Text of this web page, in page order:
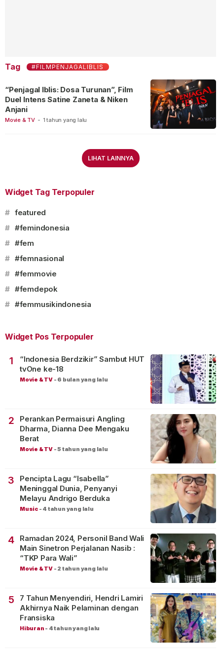
Tag #FILMPENJAGALIBLIS
Movie & TV - 1 tahun yang lalu
“Penjagal Iblis: Dosa Turunan”, Film
Duel Intens Satine Zaneta & Niken
Anjani
LIHAT LAINNYA
Widget Tag Terpopuler
# featured
# #femindonesia
# #fem
# #femnasional
# #femmovie
# #femdepok
# #femmusikindonesia
Widget Pos Terpopuler
1
“Indonesia Berdzikir” Sambut HUT
tvOne ke-18
Movie & TV - 6 bulan yang lalu
2
Perankan Permaisuri Angling
Dharma, Dianna Dee Mengaku
Berat
Movie & TV -5 tahun yang lalu
3
Pencipta Lagu “Isabella”
Meninggal Dunia, Penyanyi
Melayu Andrigo Berduka
Music - 4 tahun yang lalu
4
Ramadan 2024, Personil Band Wali
Main Sinetron Perjalanan Nasib :
“TKP Para Wali”
Movie & TV - 2 tahun yang lalu
5
7 Tahun Menyendiri, Hendri Lamiri
Akhirnya Naik Pelaminan dengan
Fransiska
Hiburan - 4 tahun yang lalu